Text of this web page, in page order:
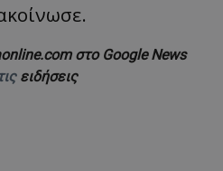
στο Google News
ειδήσεις